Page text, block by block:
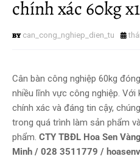
chính xác 60kg
can_cong_nghiep_dien_tu
Cân bàn công nghiệp 60kg
nhiều lĩnh vực công nghiệp.
chính xác và đáng tin cậy,
trong quá trình làm sản phẩm
phẩm. CTY TBĐL Hoa Sen
Minh / 028 3511779 /